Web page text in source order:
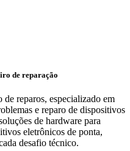
de reparação
reparos, especializado em
e reparo de dispositivos
de hardware para
eletrônicos de ponta,
desafio técnico.